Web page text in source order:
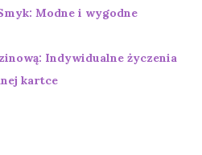
Modne i wygodne
Indywidualne życzenia
kartce